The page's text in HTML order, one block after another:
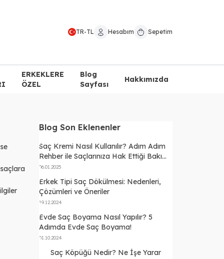
TR-TL Hesabım Sepetim
ERKEKLERE
ÖZEL
Blog
Sayfası
Hakkımızda
saçlara
Blog Son Eklenenler
Saç Kremi Nasıl Kullanılır? Adım Adım
Rehber ile Saçlarınıza Hak Ettiği Bakımı
Verin
06.01.2025
Erkek Tipi Saç Dökülmesi: Nedenleri,
Çözümleri ve Öneriler
19.12.2024
Evde Saç Boyama Nasıl Yapılır? 5
Adımda Evde Saç Boyama!
01.10.2024
Saç Köpüğü Nedir? Ne İşe Yarar